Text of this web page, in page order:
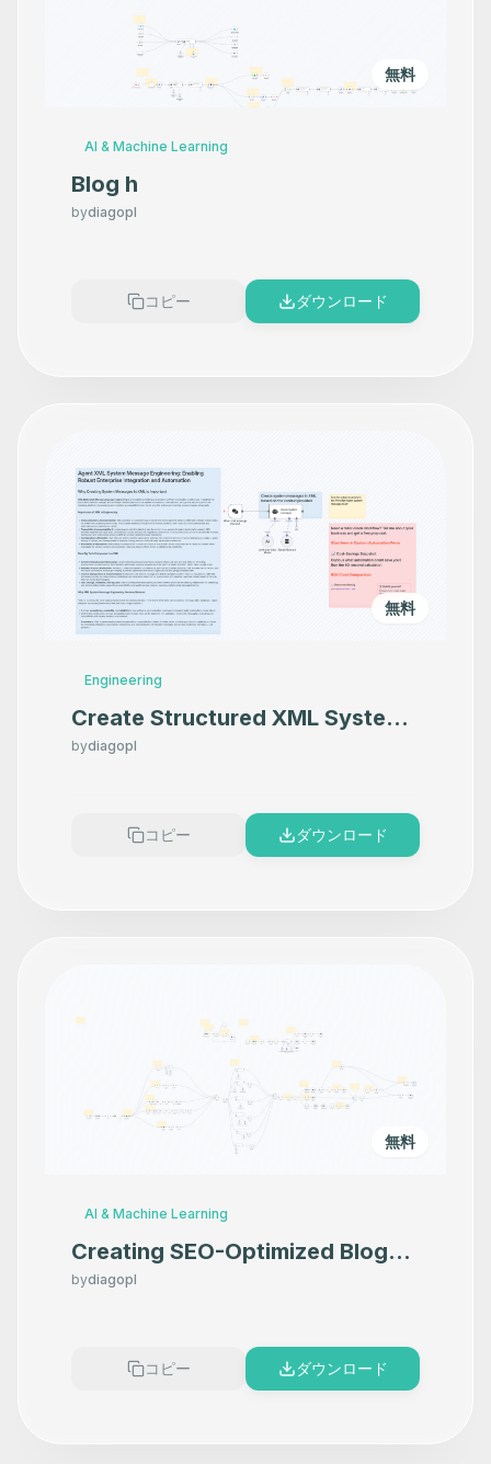
無料
AI & Machine Learning
Blog h
bydiagopl
コピー ダウンロード
無料
Engineering
Create Structured XML System
Messages for AI Agents with
bydiagopl
コピー ダウンロード
無料
AI & Machine Learning
Creating SEO-Optimized Blogs
for WordPress Using Specific
bydiagopl
コピー ダウンロード